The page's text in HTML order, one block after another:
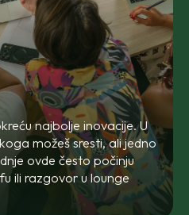
najbolje inovacije. U
možeš sresti, ali jedno
ovde često počinju
ili razgovor ulounge